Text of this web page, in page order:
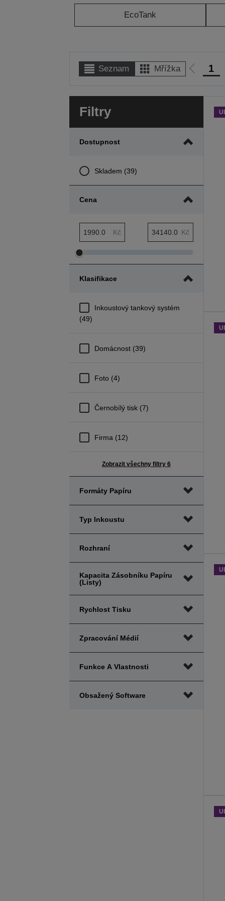
EcoTank
Seznam Mřížka
Jít
stranu
1
Filtry
Dostupnost
Skladem (39)
Cena
Kč Kč
Upravit
rozsah
Upravit
rozsah
Klasifikace
Inkoustový tankový systém
(49)
Domácnost (39)
Foto (4)
Černobílý tisk (7)
Firma (12)
Zobrazit všechny filtry 6
Formáty Papíru
Typ Inkoustu
Rozhraní
Kapacita Zásobníku Papíru
(listy)
Rychlost Tisku
Zpracování Médií
Funkce A Vlastnosti
Obsažený Software